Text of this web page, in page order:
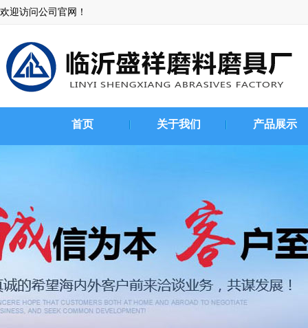
欢迎访问公司官网！
首页 关于我们 产品展示